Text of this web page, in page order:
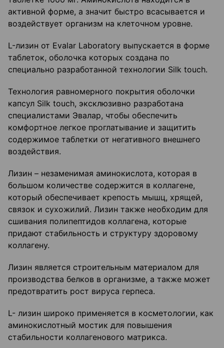
активной форме, а значит быстро всасывается и
воздействует организм на клеточном уровне.
L-лизин от Evalar Laboratory выпускается в форме
таблеток, оболочка которых создана по
специально разработанной технологии Silk touch.
Технология равномерного покрытия оболочки
капсул Silk touch, эксклюзивно разработана
специалистами Эвалар, чтобы обеспечить
комфортное легкое проглатывание и защитить
содержимое таблетки от негативного внешнего
воздействия.
Лизин – незаменимая аминокислота, которая в
большом количестве содержится в коллагене,
который обеспечивает крепость мышц, хрящей,
связок и сухожилий. Лизин также необходим для
сшивания полипептидов коллагена, которые
придают стабильность и структуру здоровому
коллагену.
Лизин является строительным материалом для
производства белков в организме, а также может
предотвратить рост вируса герпеса.
L- лизин широко применяется в косметологии, как
аминокислотный мостик для повышения
стабильности коллагенового матрикса.